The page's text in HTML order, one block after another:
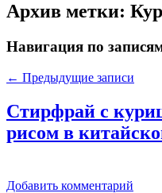
Архив метки:
Навигация по
← Предыдущие записи
Стирфрай с
рисом в
Добавить комментарий